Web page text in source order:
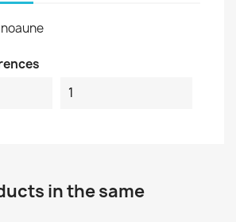
1
in the same